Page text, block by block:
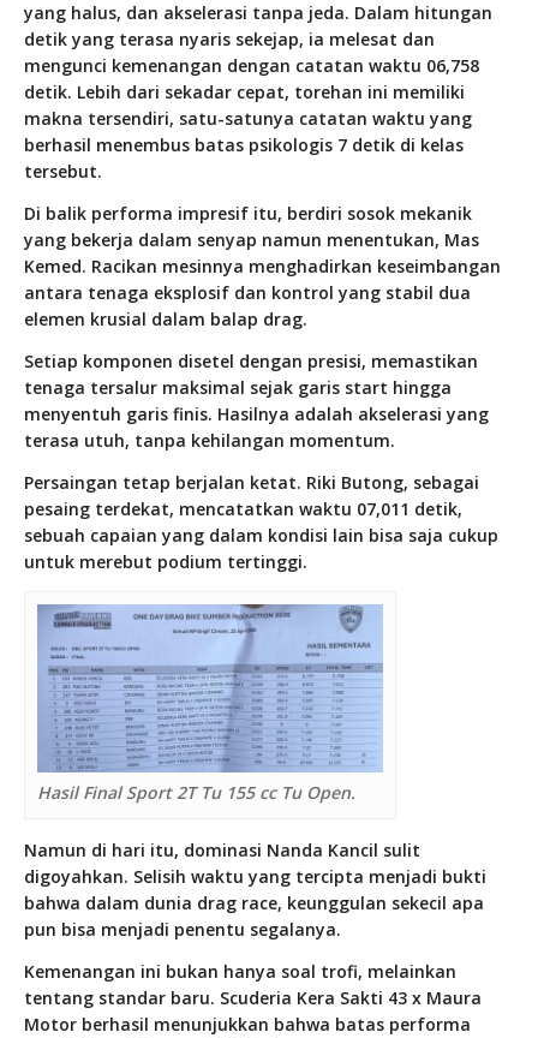
yang halus, dan akselerasi tanpa jeda. Dalam hitungan
detik yang terasa nyaris sekejap, ia melesat dan
mengunci kemenangan dengan catatan waktu 06,758
detik. Lebih dari sekadar cepat, torehan ini memiliki
makna tersendiri, satu-satunya catatan waktu yang
berhasil menembus batas psikologis 7 detik di kelas
tersebut.
Di balik performa impresif itu, berdiri sosok mekanik
yang bekerja dalam senyap namun menentukan, Mas
Kemed. Racikan mesinnya menghadirkan keseimbangan
antara tenaga eksplosif dan kontrol yang stabil dua
elemen krusial dalam balap drag.
Setiap komponen disetel dengan presisi, memastikan
tenaga tersalur maksimal sejak garis start hingga
menyentuh garis finis. Hasilnya adalah akselerasi yang
terasa utuh, tanpa kehilangan momentum.
Persaingan tetap berjalan ketat. Riki Butong, sebagai
pesaing terdekat, mencatatkan waktu 07,011 detik,
sebuah capaian yang dalam kondisi lain bisa saja cukup
untuk merebut podium tertinggi.
Hasil Final Sport 2T Tu 155 cc Tu Open.
Namun di hari itu, dominasi Nanda Kancil sulit
digoyahkan. Selisih waktu yang tercipta menjadi bukti
bahwa dalam dunia drag race, keunggulan sekecil apa
pun bisa menjadi penentu segalanya.
Kemenangan ini bukan hanya soal trofi, melainkan
tentang standar baru. Scuderia Kera Sakti 43 x Maura
Motor berhasil menunjukkan bahwa batas performa